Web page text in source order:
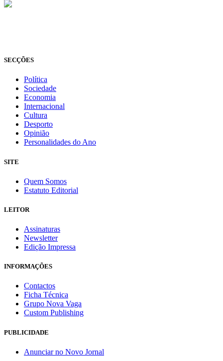
SECÇÕES
Política
Sociedade
Economia
Internacional
Cultura
Desporto
Opinião
Personalidades do Ano
SITE
Quem Somos
Estatuto Editorial
LEITOR
Assinaturas
Newsletter
Edição Impressa
INFORMAÇÕES
Contactos
Ficha Técnica
Grupo Nova Vaga
Custom Publishing
PUBLICIDADE
Anunciar no Novo Jornal